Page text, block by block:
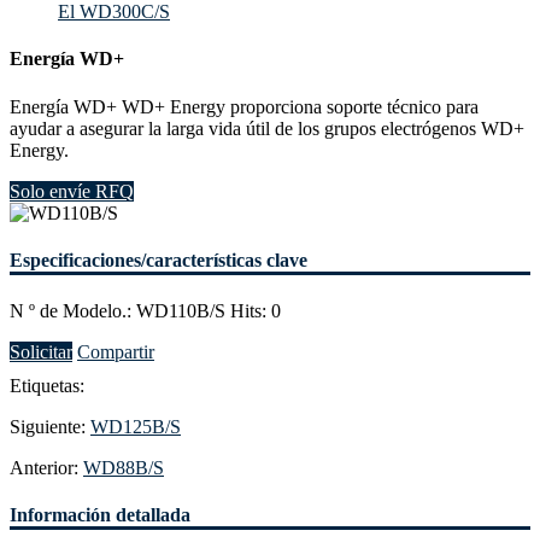
El WD300C/S
Energía WD+
Energía WD+ WD+ Energy proporciona soporte técnico para
ayudar a asegurar la larga vida útil de los grupos electrógenos WD+
Energy.
Solo envíe RFQ
Especificaciones/características clave
N º de Modelo.: WD110B/S Hits: 0
Solicitar Compartir
Etiquetas:
Siguiente: WD125B/S
Anterior: WD88B/S
Información detallada